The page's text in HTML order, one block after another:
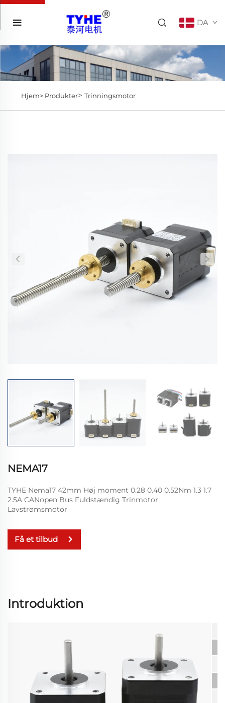
DA
Hjem> Produkter> Trinningsmotor
NEMA17
TYHE Nema17 42mm Høj moment 0.28 0.40 0.52Nm 1.3 1.7
2.5A CANopen Bus Fuldstændig Trinmotor
Lavstrømsmotor
Få et tilbud
Introduktion